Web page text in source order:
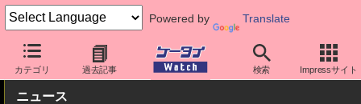
Powered by Translate
カテゴリ 過去記事 検索 Impressサイト
ケータイ Watch キャリア ドコモ 料金プラン・割引
ニュース